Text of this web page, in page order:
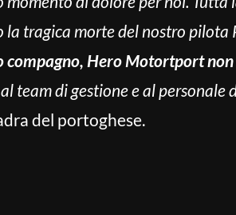
tragica morte del nostro pilota
Hero Motortport
team di gestione e al personale
del portoghese.